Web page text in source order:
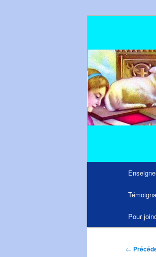
Pour
←